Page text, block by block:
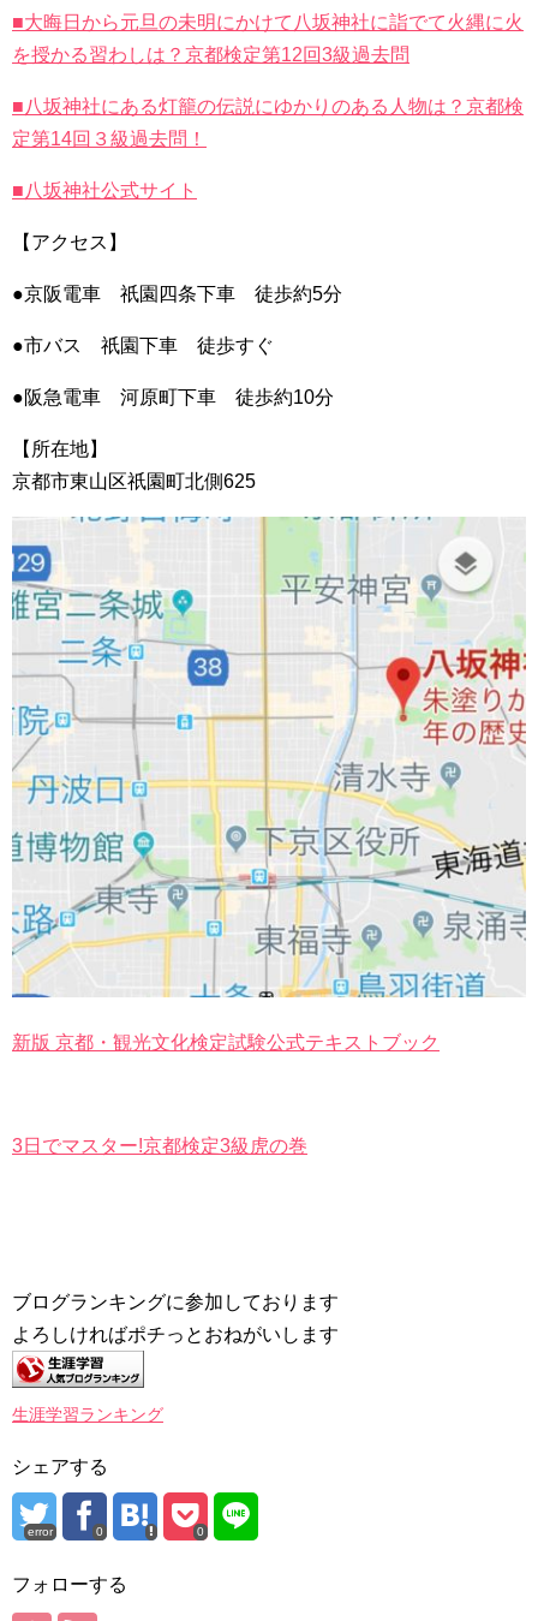
■大晦日から元旦の未明にかけて八坂神社に詣でて火縄に火
を授かる習わしは？京都検定第12回3級過去問
■八坂神社にある灯籠の伝説にゆかりのある人物は？京都検
定第14回３級過去問！
■八坂神社公式サイト
【アクセス】
●京阪電車 祇園四条下車 徒歩約5分
●市バス 祇園下車 徒歩すぐ
●阪急電車 河原町下車 徒歩約10分
【所在地】
京都市東山区祇園町北側625
新版 京都・観光文化検定試験公式テキストブック
3日でマスター!京都検定3級虎の巻
ブログランキングに参加しております
よろしければポチっとおねがいします
生涯学習ランキング
シェアする
error 0 0
フォローする